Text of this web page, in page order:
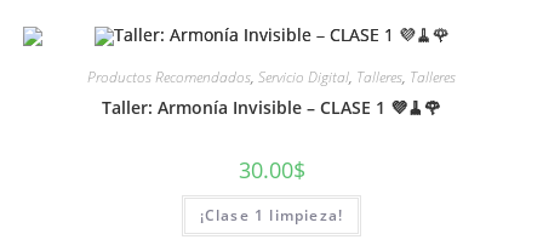
Productos Recomendados, Servicio Digital, Talleres, Talleres
Taller: Armonía Invisible – CLASE 1 💜🧹🌹
30.00$
¡Clase 1 limpieza!